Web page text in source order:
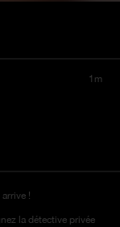
1m
!
la détective privée